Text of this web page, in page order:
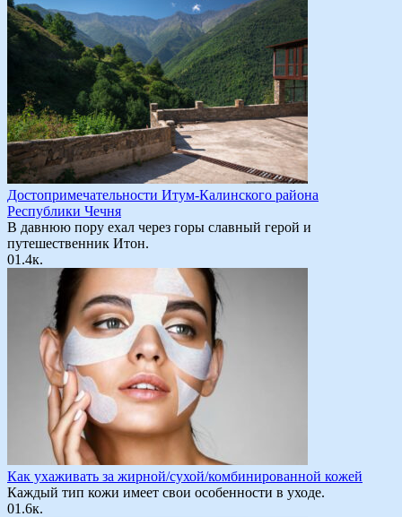
Достопримечательности Итум-Калинского района
Республики Чечня
В давнюю пору ехал через горы славный герой и
путешественник Итон.
01.4к.
Как ухаживать за жирной/сухой/комбинированной кожей
Каждый тип кожи имеет свои особенности в уходе.
01.6к.